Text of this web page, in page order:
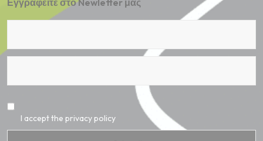
Εγγραφείτε στο Newletter μας
I accept the privacy policy